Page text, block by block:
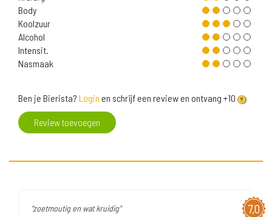
Body
Koolzuur
Alcohol
Intensit.
Nasmaak
Ben je Bierista? Login en schrijf een review en ontvang +10
Review toevoegen
7,0
"zoetmoutig en wat kruidig"